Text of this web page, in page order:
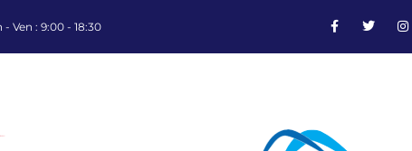
- Ven : 9:00 - 18:30